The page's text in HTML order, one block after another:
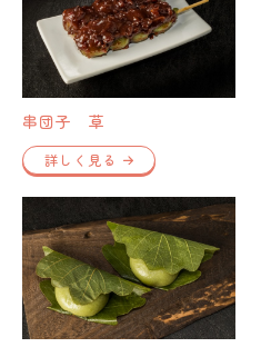
串団子 草
詳しく見る